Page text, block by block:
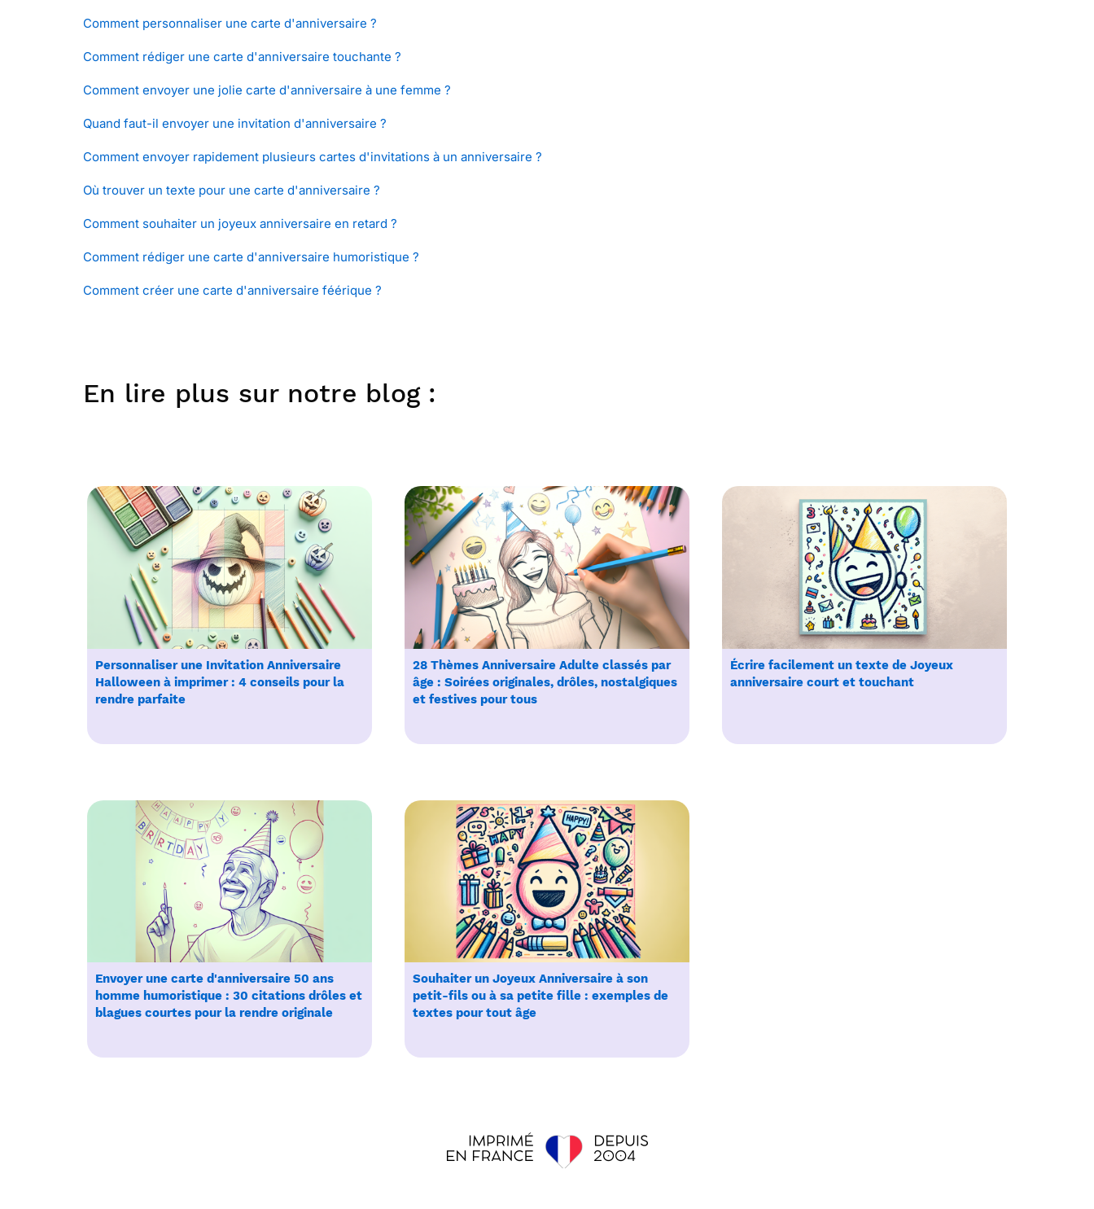
Comment personnaliser une carte d'anniversaire ?
Comment rédiger une carte d'anniversaire touchante ?
Comment envoyer une jolie carte d'anniversaire à une femme ?
Quand faut-il envoyer une invitation d'anniversaire ?
Comment envoyer rapidement plusieurs cartes d'invitations à un anniversaire ?
Où trouver un texte pour une carte d'anniversaire ?
Comment souhaiter un joyeux anniversaire en retard ?
Comment rédiger une carte d'anniversaire humoristique ?
Comment créer une carte d'anniversaire féérique ?
En lire plus sur notre blog :
Personnaliser une Invitation Anniversaire
Halloween à imprimer : 4 conseils pour la
rendre parfaite
28 Thèmes Anniversaire Adulte classés par
âge : Soirées originales, drôles, nostalgiques
et festives pour tous
Écrire facilement un texte de Joyeux
anniversaire court et touchant
Envoyer une carte d'anniversaire 50 ans
homme humoristique : 30 citations drôles et
blagues courtes pour la rendre originale
Souhaiter un Joyeux Anniversaire à son
petit-fils ou à sa petite fille : exemples de
textes pour tout âge